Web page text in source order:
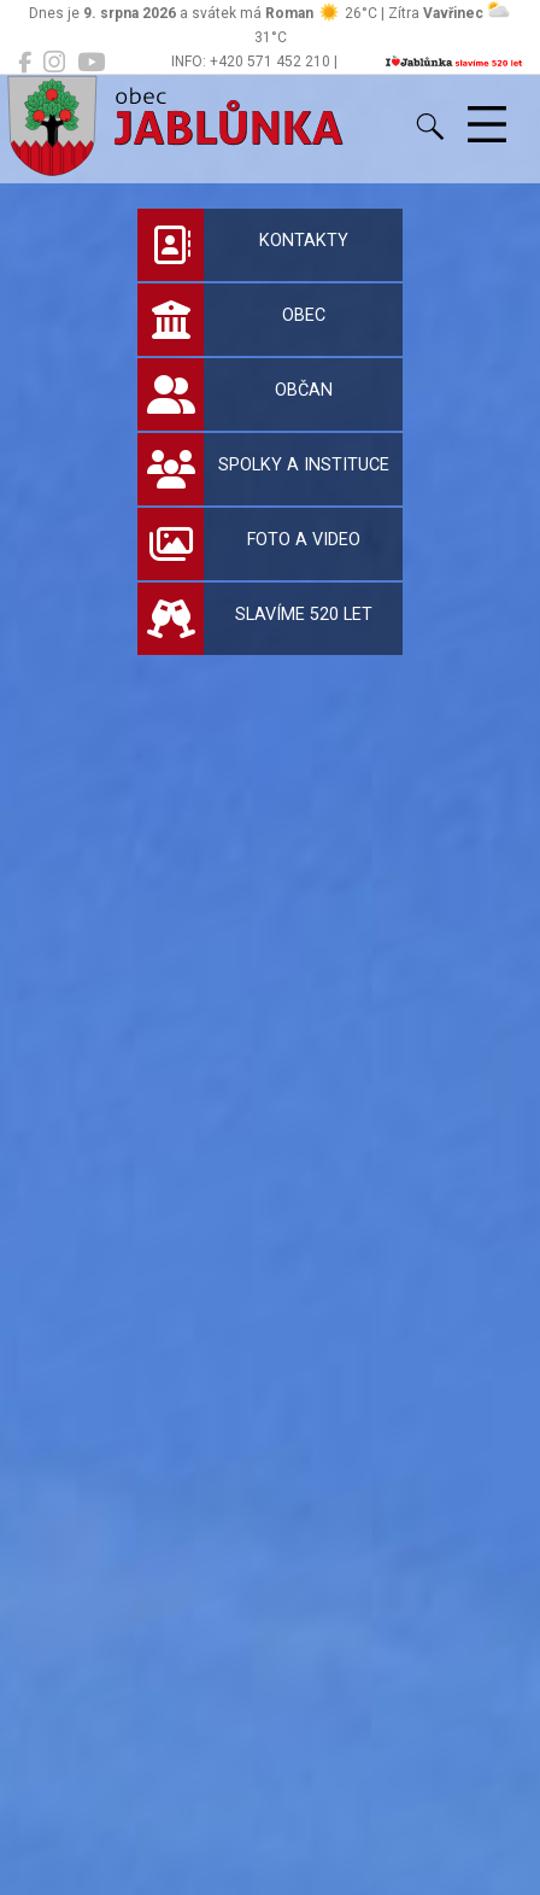
INFO: +420 571 452 210 |
Dnes je 9. srpna 2026 a svátek má Roman 26°C | Zítra Vavřinec
31°C
Jablůnka
Oficiální stránky
KONTAKTY
OBEC
OBČAN
SPOLKY A INSTITUCE
FOTO A VIDEO
SLAVÍME 520 LET